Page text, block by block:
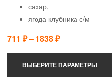
сахар,
ягода клубника с/м
711 ₽– 1838₽
ВЫБЕРИТЕ ПАРАМЕТРЫ